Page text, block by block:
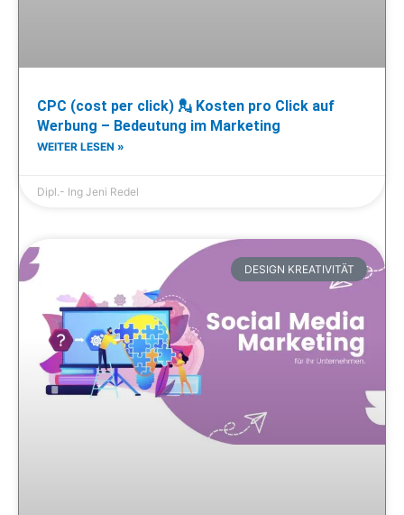
CPC (cost per click) 💂 Kosten pro Click auf
Werbung – Bedeutung im Marketing
WEITER LESEN »
Dipl.- Ing Jeni Redel
DESIGN KREATIVITÄT